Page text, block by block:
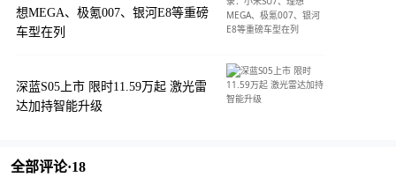
想MEGA、极氪007、银河E8等重磅
车型在列
深蓝S05上市 限时11.59万起 激光雷
达加持智能升级
全部评论·18